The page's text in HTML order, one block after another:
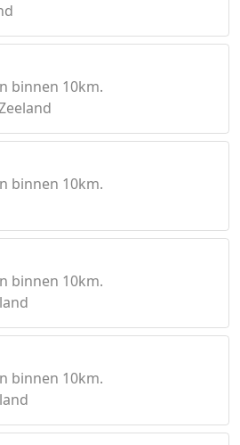
binnen 10km.
binnen 10km.
binnen 10km.
binnen 10km.